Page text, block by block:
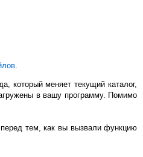
.
который меняет текущий каталог,
в вашу программу. Помимо
перед тем, как вы вызвали функцию